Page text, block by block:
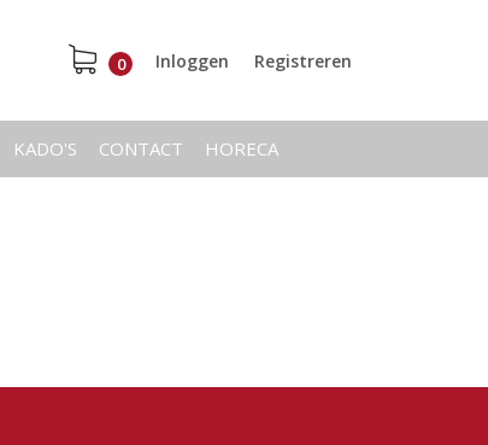
0 Inloggen Registreren
KADO'S CONTACT HORECA